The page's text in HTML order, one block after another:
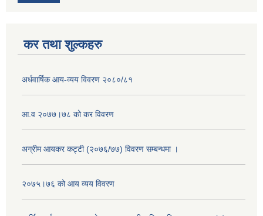
कर तथा शुल्कहरु
अर्धवार्षिक आय-व्यय विवरण २०८०/८१
आ.व २०७७।७८ को कर विवरण
अग्रीम आयकर कट्टी (२०७६/७७) विवरण सम्बन्धमा ।
२०७५।७६ को आय व्यय विवरण